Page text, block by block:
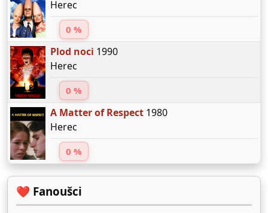
Herec
0 %
Plod noci 1990
Herec
0 %
A Matter of Respect1980
Herec
0 %
❤️ Fanoušci